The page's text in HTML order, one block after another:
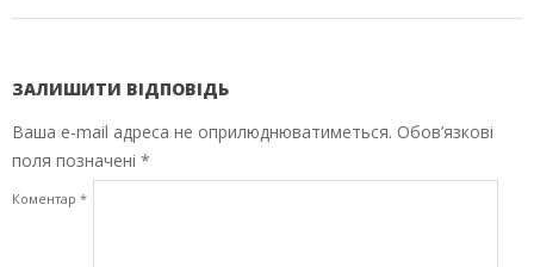
ЗАЛИШИТИ ВІДПОВІДЬ
Ваша e-mail адреса не оприлюднюватиметься. Обов’язкові
поля позначені *
Коментар *